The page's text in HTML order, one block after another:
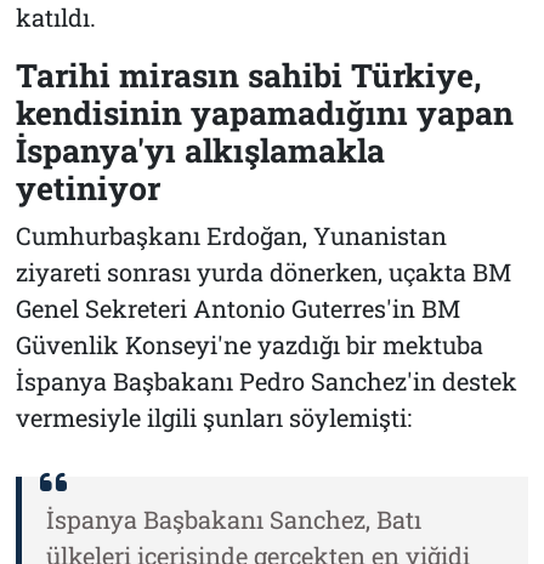
katıldı.
Tarihi mirasın sahibi Türkiye,
kendisinin yapamadığını yapan
İspanya'yı alkışlamakla
yetiniyor
Cumhurbaşkanı Erdoğan, Yunanistan
ziyareti sonrası yurda dönerken, uçakta BM
Genel Sekreteri Antonio Guterres'in BM
Güvenlik Konseyi'ne yazdığı bir mektuba
İspanya Başbakanı Pedro Sanchez'in destek
vermesiyle ilgili şunları söylemişti:
İspanya Başbakanı Sanchez, Batı
ülkeleri içerisinde gerçekten en yiğidi